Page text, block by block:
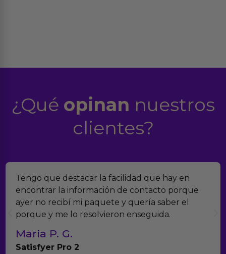
¿Qué opinan nuestros
clientes?
Tengo que destacar la facilidad que hay en
encontrar la información de contacto porque
ayer no recibí mi paquete y quería saber el
porque y me lo resolvieron enseguida.
Maria P. G.
Satisfyer Pro 2